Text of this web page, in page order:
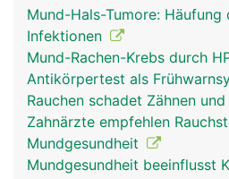
Mund-Hals-Tumore: Häufung
Infektionen
Mund-Rachen-Krebs durch
Antikörpertest als
Rauchen schadet Zähnen
Zahnärzte empfehlen
Mundgesundheit
Mundgesundheit beeinflusst